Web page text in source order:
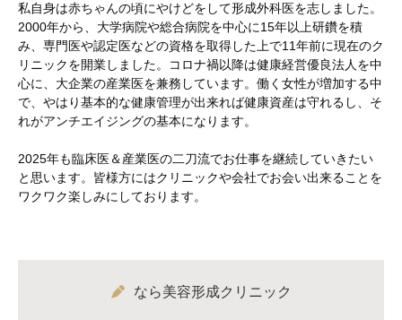
私自身は赤ちゃんの頃にやけどをして形成外科医を志しました。
2000年から、大学病院や総合病院を中心に15年以上研鑽を積
み、専門医や認定医などの資格を取得した上で11年前に現在のク
リニックを開業しました。コロナ禍以降は健康経営優良法人を中
心に、大企業の産業医を兼務しています。働く女性が増加する中
で、やはり基本的な健康管理が出来れば健康資産は守れるし、そ
れがアンチエイジングの基本になります。
2025年も臨床医＆産業医の二刀流でお仕事を継続していきたい
と思います。皆様方にはクリニックや会社でお会い出来ることを
ワクワク楽しみにしております。
なら美容形成クリニック